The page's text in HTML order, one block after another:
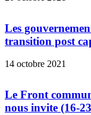
Les
transition post
14 octobre 2021
Le Front
nous invite (16-